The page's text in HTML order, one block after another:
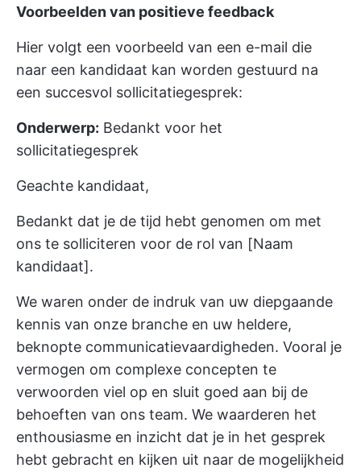
Voorbeelden van positieve feedback
Hier volgt een voorbeeld van een e-mail die
naar een kandidaat kan worden gestuurd na
een succesvol sollicitatiegesprek:
Onderwerp: Bedankt voor het
sollicitatiegesprek
Geachte kandidaat,
Bedankt dat je de tijd hebt genomen om met
ons te solliciteren voor de rol van [Naam
kandidaat].
We waren onder de indruk van uw diepgaande
kennis van onze branche en uw heldere,
beknopte communicatievaardigheden. Vooral je
vermogen om complexe concepten te
verwoorden viel op en sluit goed aan bij de
behoeften van ons team. We waarderen het
enthousiasme en inzicht dat je in het gesprek
hebt gebracht en kijken uit naar de mogelijkheid